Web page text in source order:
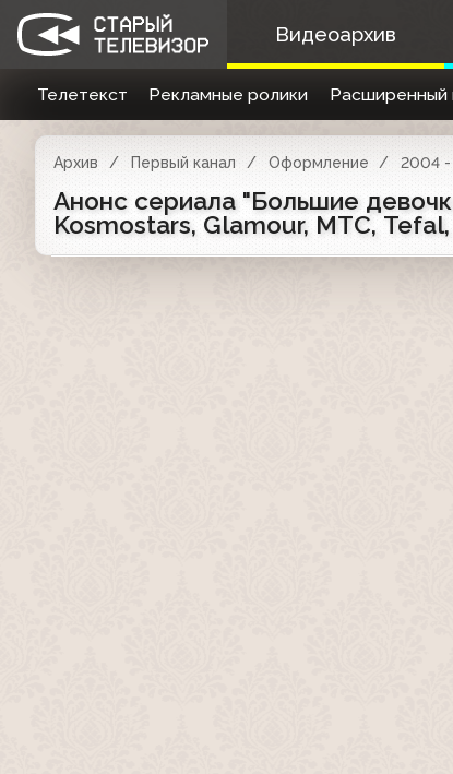
Видеоархив
Телетекст Рекламные ролики Расширенный
Архив Первый канал Оформление 2004 -
Анонс сериала "Большие
Kosmostars, Glamour, МТС,